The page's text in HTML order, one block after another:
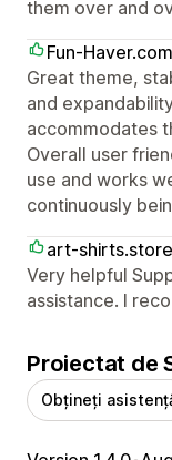
them over and
Fun-Haver.com
Great theme,
and
accommodates
Overall user
use and works
continuously
art-shirts.store
Very helpful
assistance. I
Proiectat de
Obțineți